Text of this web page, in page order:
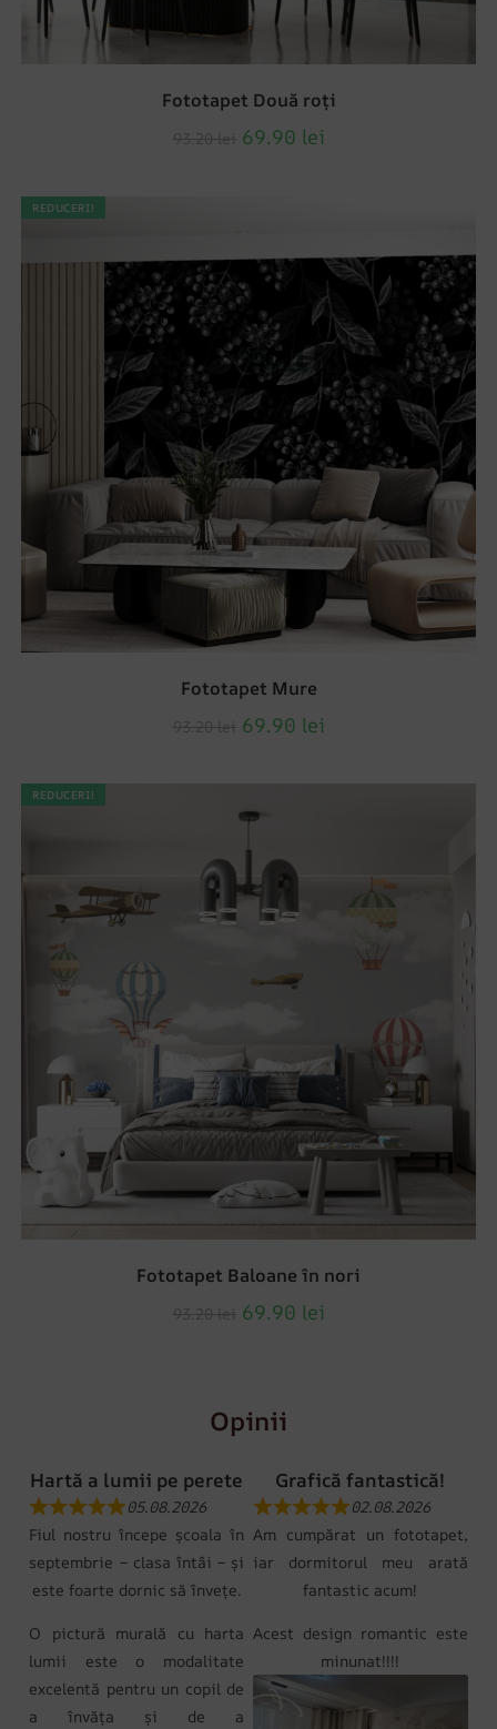
Fototapet Două roți
69.90 lei
REDUCERI!
Fototapet Mure
69.90 lei
REDUCERI!
Fototapet Baloane în nori
69.90 lei
Opinii
Hartă a lumii pe perete
05.08.2026
Fiul nostru începe școala în
septembrie – clasa întâi – și
este foarte dornic să învețe.
O pictură murală cu harta
lumii este o modalitate
excelentă pentru un copil de
a învăța și de a
Grafică fantastică!
02.08.2026
Am cumpărat un fototapet,
iar dormitorul meu arată
fantastic acum!
Acest design romantic este
minunat!!!!